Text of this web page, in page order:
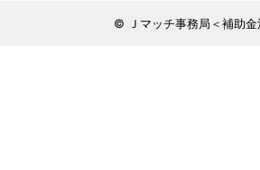
© Ｊマッチ事務局＜補助